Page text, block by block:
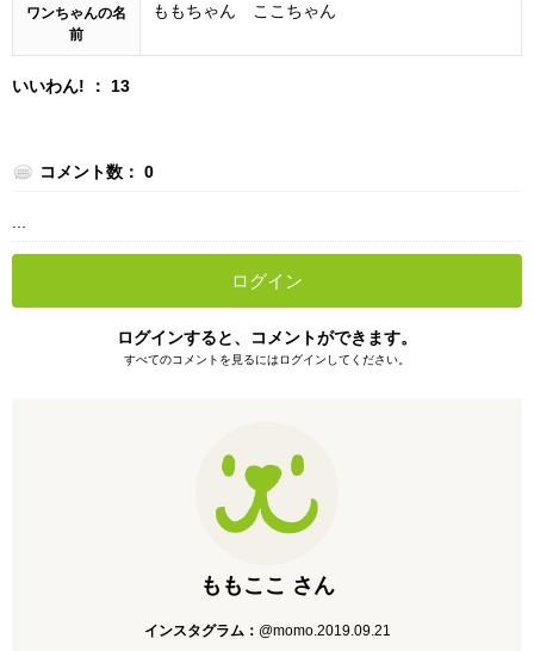
ワンちゃんの名
前
ももちゃん ここちゃん
いいわん! ： 13
コメント数： 0
ログイン
ログインすると、コメントができます。
すべてのコメントを見るにはログインしてください。
ももここ さん
インスタグラム： @momo.2019.09.21